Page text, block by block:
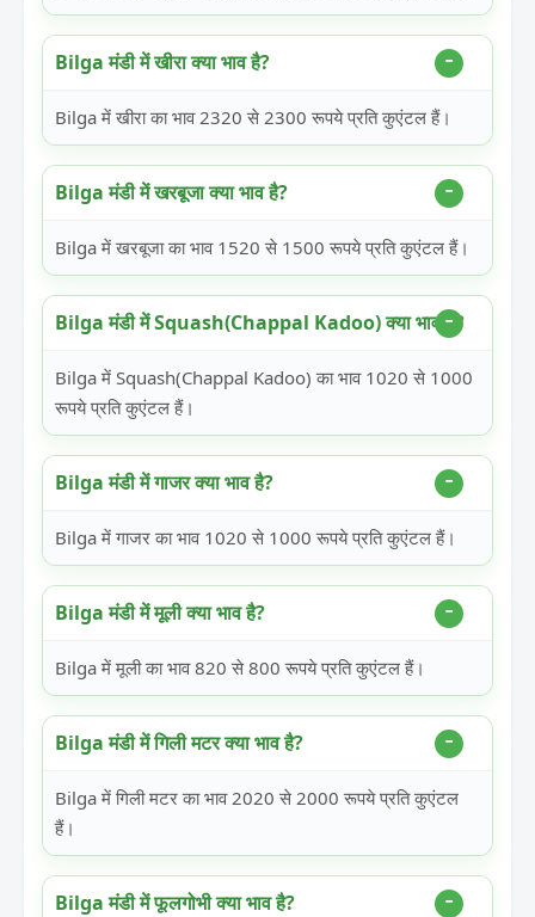
Bilga मंडी में खीरा क्या भाव है?
Bilga में खीरा का भाव 2320 से 2300 रूपये प्रति कुएंटल हैं।
Bilga मंडी में खरबूजा क्या भाव है?
Bilga में खरबूजा का भाव 1520 से 1500 रूपये प्रति कुएंटल हैं।
Bilga मंडी में Squash(Chappal Kadoo) क्या भाव है?
Bilga में Squash(Chappal Kadoo) का भाव 1020 से 1000
रूपये प्रति कुएंटल हैं।
Bilga मंडी में गाजर क्या भाव है?
Bilga में गाजर का भाव 1020 से 1000 रूपये प्रति कुएंटल हैं।
Bilga मंडी में मूली क्या भाव है?
Bilga में मूली का भाव 820 से 800 रूपये प्रति कुएंटल हैं।
Bilga मंडी में गिली मटर क्या भाव है?
Bilga में गिली मटर का भाव 2020 से 2000 रूपये प्रति कुएंटल
हैं।
Bilga मंडी में फूलगोभी क्या भाव है?